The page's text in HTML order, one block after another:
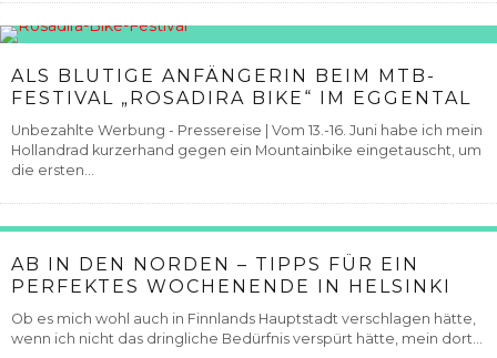
ALS BLUTIGE ANFÄNGERIN BEIM MTB-
FESTIVAL „ROSADIRA BIKE“ IM EGGENTAL
Unbezahlte Werbung - Pressereise | Vom 13.-16. Juni habe ich mein
Hollandrad kurzerhand gegen ein Mountainbike eingetauscht, um
die ersten...
AB IN DEN NORDEN – TIPPS FÜR EIN
PERFEKTES WOCHENENDE IN HELSINKI
Ob es mich wohl auch in Finnlands Hauptstadt verschlagen hätte,
wenn ich nicht das dringliche Bedürfnis verspürt hätte, mein dort...